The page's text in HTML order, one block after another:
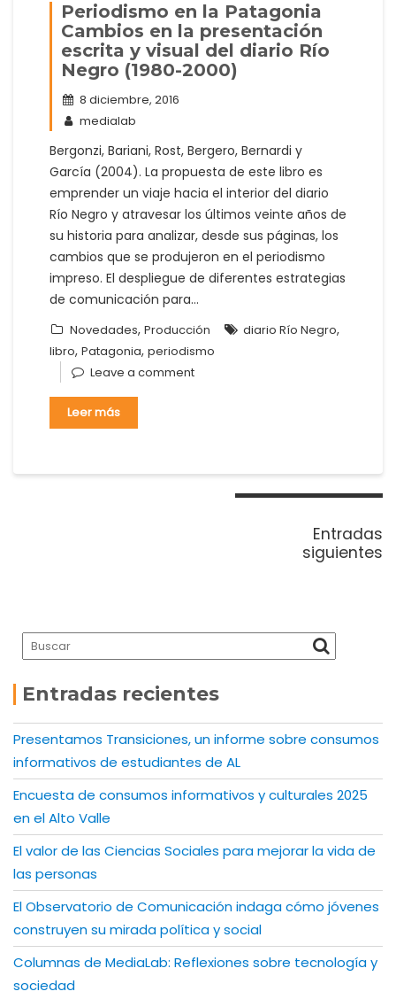
Periodismo en la Patagonia
Cambios en la presentación
escrita y visual del diario Río
Negro (1980-2000)
8 diciembre, 2016
medialab
Bergonzi, Bariani, Rost, Bergero, Bernardi y
García (2004). La propuesta de este libro es
emprender un viaje hacia el interior del diario
Río Negro y atravesar los últimos veinte años de
su historia para analizar, desde sus páginas, los
cambios que se produjeron en el periodismo
impreso. El despliegue de diferentes estrategias
de comunicación para…
Novedades, Producción diario Río Negro,
libro, Patagonia, periodismo
Leave a comment
Leer más
Entradas
siguientes
Entradas recientes
Presentamos Transiciones, un informe sobre consumos
informativos de estudiantes de AL
Encuesta de consumos informativos y culturales 2025
en el Alto Valle
El valor de las Ciencias Sociales para mejorar la vida de
las personas
El Observatorio de Comunicación indaga cómo jóvenes
construyen su mirada política y social
Columnas de MediaLab: Reflexiones sobre tecnología y
sociedad